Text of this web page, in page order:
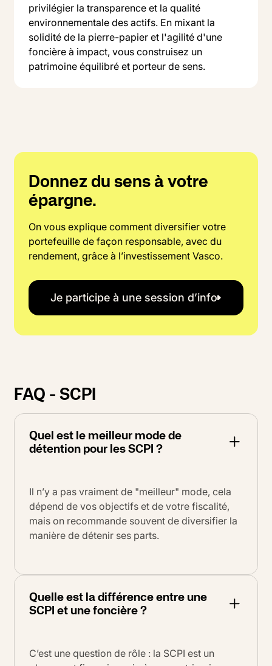
privilégier la transparence et la qualité
environnementale des actifs. En mixant la
solidité de la pierre-papier et l'agilité d'une
foncière à impact, vous construisez un
patrimoine équilibré et porteur de sens.
Donnez du sens à votre
épargne.
On vous explique comment diversifier votre
portefeuille de façon responsable, avec du
rendement, grâce à l’investissement Vasco.
Je participe à une session d’info
FAQ - SCPI
Quel est le meilleur mode de
détention pour les SCPI ?
Il n’y a pas vraiment de "meilleur" mode, cela
dépend de vos objectifs et de votre fiscalité,
mais on recommande souvent de diversifier la
manière de détenir ses parts.
Quelle est la différence entre une
SCPI et une foncière ?
C’est une question de rôle : la SCPI est un